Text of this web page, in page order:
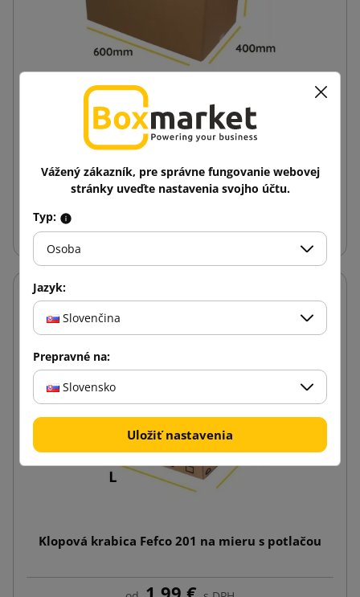
Hnedá klopová krabica K020 BC 600x400x400
od 2,31 € s DPH
Klopová krabica Fefco 201 na mieru s potlačou
Vážený zákazník, pre správne fungovanie webovej
stránky uveďte nastavenia svojho účtu.
Typ:
Osoba
Jazyk:
Slovenčina
Prepravné na:
Slovensko
Uložiť nastavenia